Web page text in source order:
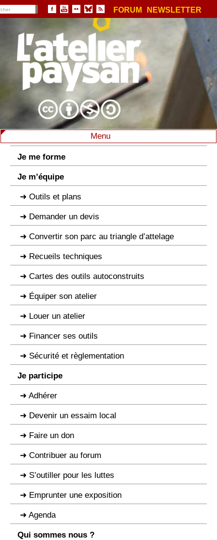
FORUM NEWSLETTER
Menu
Je me forme
Je m’équipe
Outils et plans
Demander un devis
Convertir son parc au triangle d’attelage
Recueils techniques
Cartes des outils autoconstruits
Équiper son atelier
Louer un atelier
Financer ses outils
Sécurité et règlementation
Je participe
Adhérer
Devenir un essaim local
Faire un don
Contribuer au forum
S’outiller pour les luttes
Emprunter une exposition
Agenda
Qui sommes nous ?